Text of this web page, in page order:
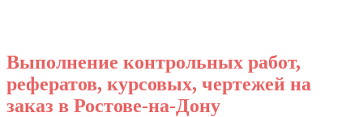
Выполнение контрольных работ,
рефератов, курсовых, чертежей на
заказ в Ростове-на-Дону